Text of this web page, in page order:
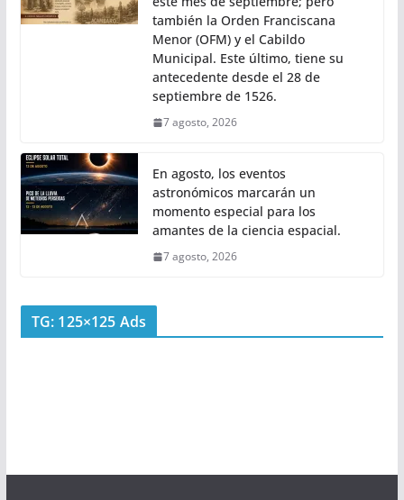
también la Orden Franciscana
Menor (OFM) y el Cabildo
Municipal. Este último, tiene su
antecedente desde el 28 de
septiembre de 1526.
7 agosto, 2026
En agosto, los eventos
astronómicos marcarán un
momento especial para los
amantes de la ciencia espacial.
7 agosto, 2026
TG: 125×125 Ads